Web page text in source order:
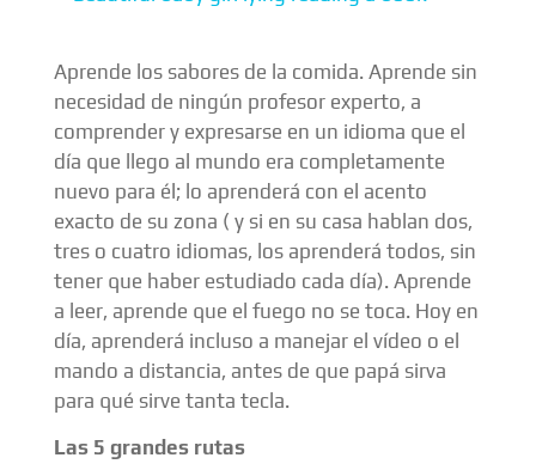
Aprende los sabores de la comida. Aprende sin
necesidad de ningún profesor experto, a
comprender y expresarse en un idioma que el
día que llego al mundo era completamente
nuevo para él; lo aprenderá con el acento
exacto de su zona ( y si en su casa hablan dos,
tres o cuatro idiomas, los aprenderá todos, sin
tener que haber estudiado cada día). Aprende
a leer, aprende que el fuego no se toca. Hoy en
día, aprenderá incluso a manejar el vídeo o el
mando a distancia, antes de que papá sirva
para qué sirve tanta tecla.
Las 5 grandes rutas